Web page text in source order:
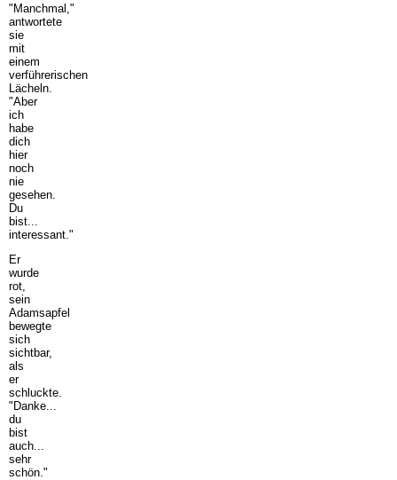
"Manchmal,"
antwortete
sie
mit
einem
verführerischen
Lächeln.
"Aber
ich
habe
dich
hier
noch
nie
gesehen.
Du
bist...
interessant."
Er
wurde
rot,
sein
Adamsapfel
bewegte
sich
sichtbar,
als
er
schluckte.
"Danke...
du
bist
auch...
sehr
schön."